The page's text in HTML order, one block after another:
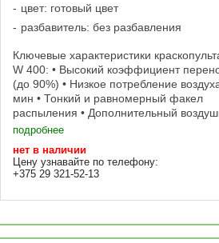
цвет: готовый цвет
разбавитель: без разбавления
Ключевые характеристики
W 400: • Высокий коэффициент
(до 90%) • Низкое потребление
мин • Тонкий и равномерный факел
распыления • Дополнительный
клапан для более точной передачи
подробнее
нет в наличии
Цену узнавайте по телефону:
+375 29 321-52-13